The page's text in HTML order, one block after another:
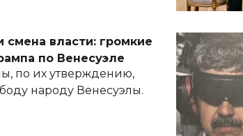
власти: громкие
по Венесуэле
по их утверждению,
народу Венесуэлы.